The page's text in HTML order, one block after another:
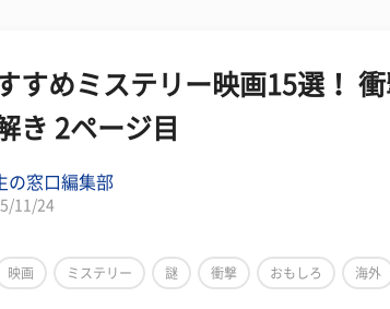
すめミステリー映画15選！
き 2ページ目
の窓口編集部
11/24
映画 ミステリー 謎 衝撃 おもしろ 海外